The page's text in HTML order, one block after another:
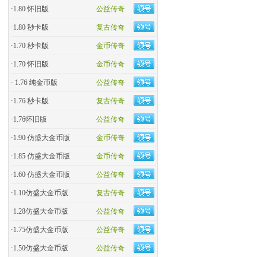
公益传奇
·1.80 怀旧版
复古传奇
·1.80 秒卡版
金币传奇
·1.70 秒卡版
金币传奇
·1.70 怀旧版
公益传奇
· 1.76 纯金币版
复古传奇
·1.76 秒卡版
公益传奇
·1.76怀旧版
金币传奇
·1.90 仿盛大金币版
金币传奇
·1.85 仿盛大金币版
公益传奇
·1.60 仿盛大金币版
复古传奇
·1.10仿盛大金币版
公益传奇
·1.28仿盛大金币版
公益传奇
·1.75仿盛大金币版
公益传奇
·1.50仿盛大金币版